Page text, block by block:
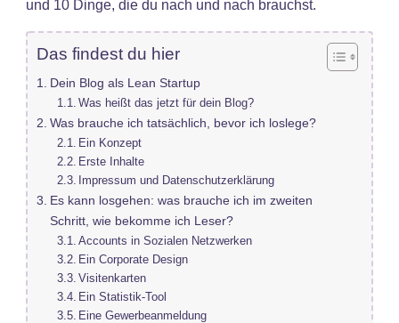
und 10 Dinge, die du nach und nach brauchst.
Das findest du hier
Dein Blog als Lean Startup
Was heißt das jetzt für dein Blog?
Was brauche ich tatsächlich, bevor ich loslege?
Ein Konzept
Erste Inhalte
Impressum und Datenschutzerklärung
Es kann losgehen: was brauche ich im zweiten
Schritt, wie bekomme ich Leser?
Accounts in Sozialen Netzwerken
Ein Corporate Design
Visitenkarten
Ein Statistik-Tool
Eine Gewerbeanmeldung